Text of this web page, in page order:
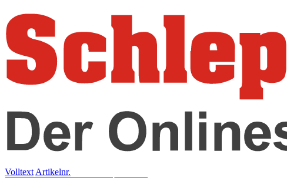
Volltext Artikelnr.